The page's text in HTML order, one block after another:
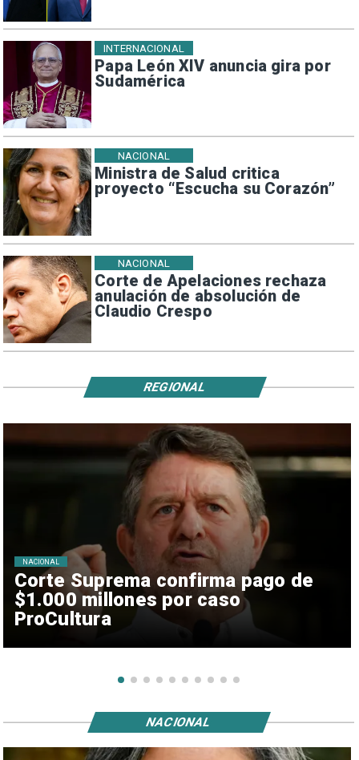
Papa León XIV anuncia gira por
Sudamérica
INTERNACIONAL
Ministra de Salud critica
proyecto “Escucha su Corazón”
NACIONAL
Corte de Apelaciones rechaza
anulación de absolución de
Claudio Crespo
NACIONAL
Corte Suprema confirma pago de
$1.000 millones por caso
ProCultura
NACIONAL
REGIONAL
NACIONAL